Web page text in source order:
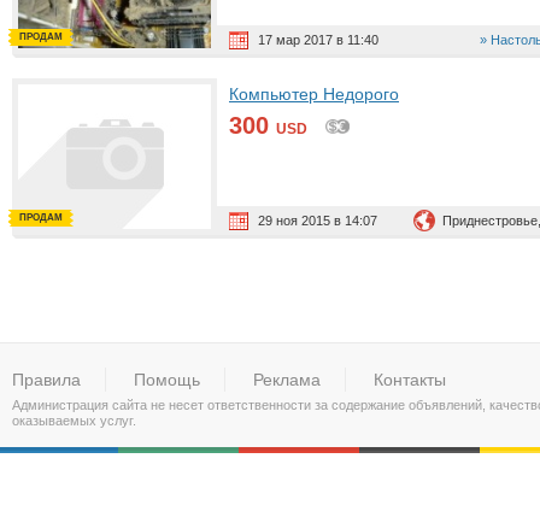
17 мар 2017 в 11:40
ПРОДАМ
Компьютер Недорого
300 USD
29 ноя 2015 в 14:07
ПРОДАМ
Правила Помощь Реклама Контакты
Администрация сайта не несет ответственности за содержание объявлений,
оказываемых услуг.